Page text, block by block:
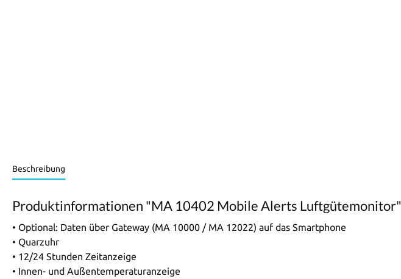
Beschreibung
Produktinformationen "MA 10402 Mobile Alerts Luftgütemonitor"
• Optional: Daten über Gateway (MA 10000 / MA 12022) auf das Smartphone
• Quarzuhr
• 12/24 Stunden Zeitanzeige
• Innen- und Außentemperaturanzeige